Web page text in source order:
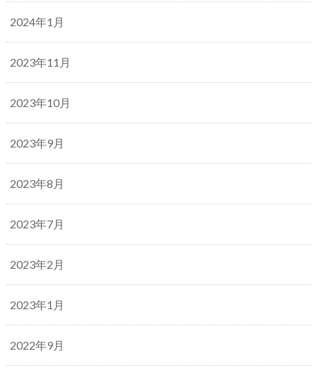
2024年1月
2023年11月
2023年10月
2023年9月
2023年8月
2023年7月
2023年2月
2023年1月
2022年9月